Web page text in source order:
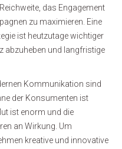
das Engagement
zu maximieren. Eine
ist heutzutage wichtiger
abzuheben und langfristige
Kommunikation sind
der Konsumenten ist
ist enorm und die
an Wirkung. Um
kreative und innovative